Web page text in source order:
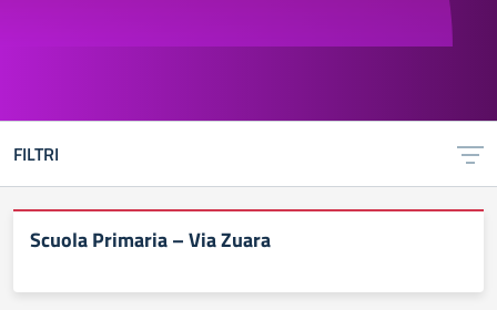
FILTRI
Scuola Primaria – Via Zuara